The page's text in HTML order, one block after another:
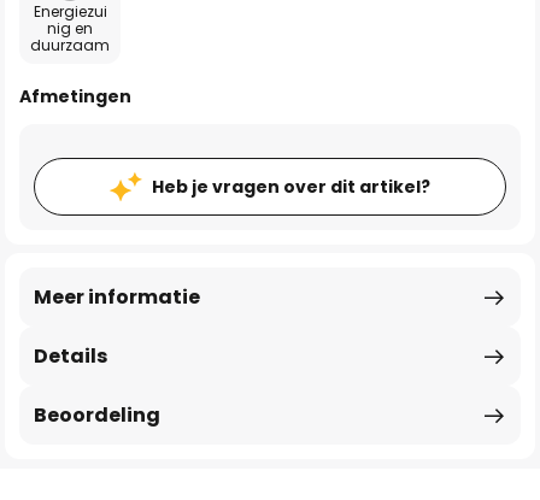
Energiezui
nig en
duurzaam
Afmetingen
Heb je vragen over dit artikel?
Details
Meer informatie
Beoordeling